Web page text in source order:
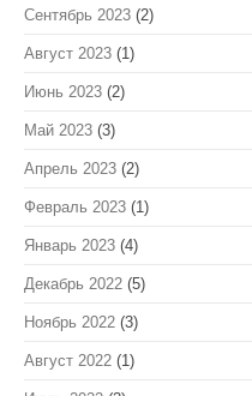
Сентябрь 2023 (2)
Август 2023 (1)
Июнь 2023 (2)
Май 2023 (3)
Апрель 2023 (2)
Февраль 2023 (1)
Январь 2023 (4)
Декабрь 2022 (5)
Ноябрь 2022 (3)
Август 2022 (1)